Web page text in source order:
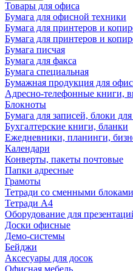
Товары для офиса
Бумага для офисной техники
Бумага для принтеров и
Бумага для принтеров и
Бумага писчая
Бумага для факса
Бумага специальная
Бумажная продукция для
Адресно-телефонные книги,
Блокноты
Бумага для записей, блоки
Бухгалтерские книги, бланки
Ежедневники, планинги,
Календари
Конверты, пакеты почтовые
Папки адресные
Грамоты
Тетради со сменными блоками
Тетради А4
Оборудование для
Доски офисные
Демо-системы
Бейджи
Аксесуары для досок
Офисная мебель